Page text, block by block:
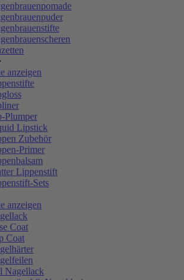
anzeigen
Plumper
Lipstick
Zubehör
Primer
Lippenstift
Sets
anzeigen
Coat
Coat
Nagellack